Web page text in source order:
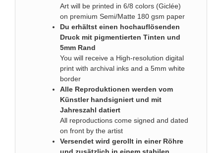
Art will be printed in 6/8 colors (Giclée)
on premium Semi/Matte 180 gsm paper
Du erhältst einen hochauflösenden
Druck mit pigmentierten Tinten und
5mm Rand
You will receive a High-resolution digital
print with archival inks and a 5mm white
border
Alle Reproduktionen werden vom
Künstler handsigniert und mit
Jahreszahl datiert
All reproductions come signed and dated
on front by the artist
Versendet wird gerollt in einer Röhre